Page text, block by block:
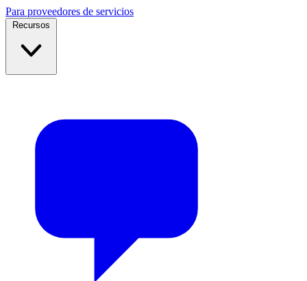
Para proveedores de servicios